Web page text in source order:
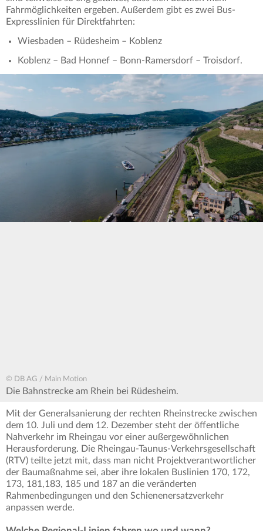
Fahrmöglichkeiten ergeben. Außerdem gibt es zwei Bus-
Expresslinien für Direktfahrten:
Wiesbaden – Rüdesheim – Koblenz
Koblenz – Bad Honnef – Bonn-Ramersdorf – Troisdorf.
© DB AG / Main Motion
Die Bahnstrecke am Rhein bei Rüdesheim.
Mit der Generalsanierung der rechten Rheinstrecke zwischen
dem 10. Juli und dem 12. Dezember steht der öffentliche
Nahverkehr im Rheingau vor einer außergewöhnlichen
Herausforderung. Die Rheingau-Taunus-Verkehrsgesellschaft
(RTV) teilte jetzt mit, dass man nicht Projektverantwortlicher
der Baumaßnahme sei, aber ihre lokalen Buslinien 170, 172,
173, 181,183, 185 und 187 an die veränderten
Rahmenbedingungen und den Schienenersatzverkehr
anpassen werde.